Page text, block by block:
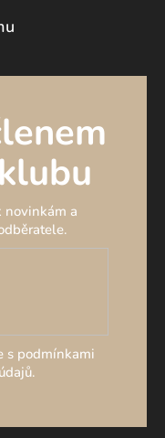
novinkám a
s podmínkami